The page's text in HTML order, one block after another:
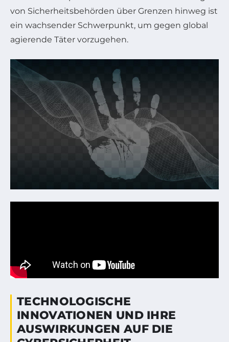
von Sicherheitsbehörden über Grenzen hinweg ist
ein wachsender Schwerpunkt, um gegen global
agierende Täter vorzugehen.
TECHNOLOGISCHE
INNOVATIONEN UND IHRE
AUSWIRKUNGEN AUF DIE